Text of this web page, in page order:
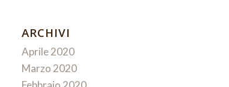
ARCHIVI
Aprile 2020
Marzo 2020